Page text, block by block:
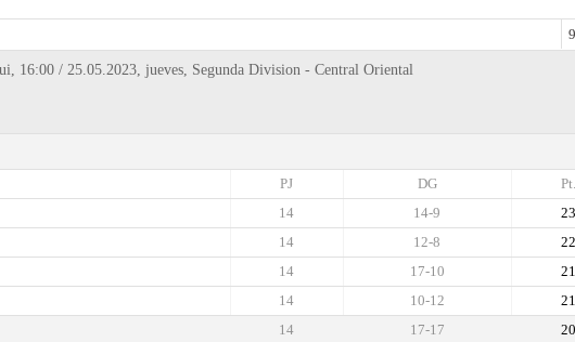
16:00 / 25.05.2023, jueves, Segunda Division - Central Oriental
Pt.
DG
PJ
23
14-9
14
22
12-8
14
21
17-10
14
21
10-12
14
20
17-17
14